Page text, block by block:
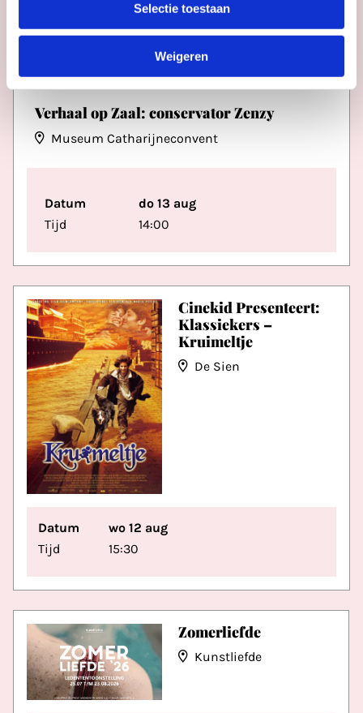
Selectie toestaan
Weigeren
Cinekid Presenteert:
Klassiekers –
Kruimeltje
De Sien
Datum
wo 12 aug
Tijd
15:30
Zomerliefde
Kunstliefde
Verhaal op Zaal: conservator Zenzy
Museum Catharijneconvent
Datum
do 13 aug
Tijd
14:00